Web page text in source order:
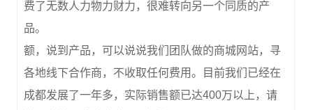
费了无数人力物力财力，很难转向另一个同质的产
品。
额，说到产品，可以说说我们团队做的商城网站，寻
各地线下合作商，不收取任何费用。目前我们已经在
成都发展了一年多，实际销售额已达400万以上，请